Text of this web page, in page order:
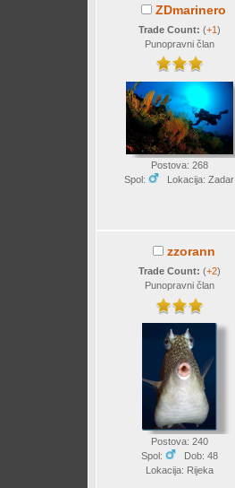
ZDmarinero
Trade Count: (+1)
Punopravni član
Postova: 268
Spol:
Lokacija: Zadar
zzorann
Trade Count: (+2)
Punopravni član
Postova: 240
Spol:
Dob: 48
Lokacija: Rijeka